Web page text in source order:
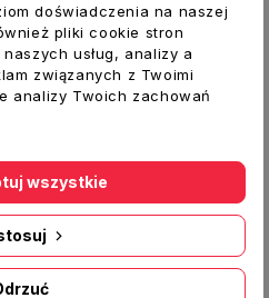
pod kątem 45
(kanał wchodzi
bez
„na wcisk”, nie
kleju, lekka
doświadczenia na naszej
pliki cookie stron
usług, analizy a
związanych z Twoimi
analizy Twoich zachowań
wszystkie